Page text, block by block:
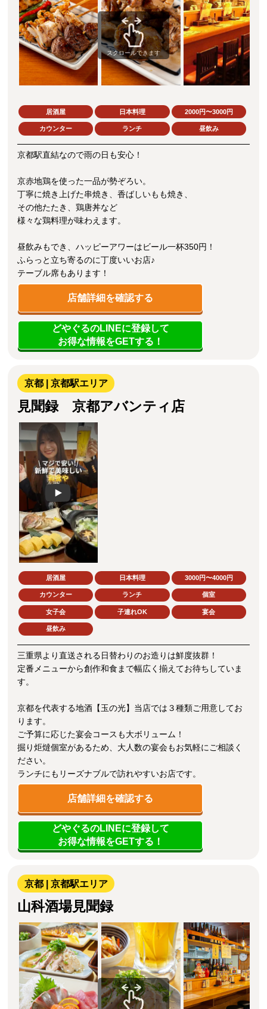
スクロールできます
居酒屋 日本料理 2000円〜3000円
カウンター ランチ 昼飲み
京都駅直結なので雨の日も安心！
京赤地鶏を使った一品が勢ぞろい。
丁寧に焼き上げた串焼き、香ばしいもも焼き、
その他たたき、鶏唐丼など
様々な鶏料理が味わえます。
昼飲みもでき、ハッピーアワーはビール一杯350円！
ふらっと立ち寄るのに丁度いいお店♪
テーブル席もあります！
店舗詳細を確認する
どやぐるのLINEに登録して
お得な情報をGETする！
京都 | 京都駅エリア
見聞録 京都アバンティ店
Play
居酒屋 日本料理 3000円〜4000円
カウンター ランチ 個室
女子会 子連れOK 宴会
昼飲み
三重県より直送される日替わりのお造りは鮮度抜群！
定番メニューから創作和食まで幅広く揃えてお待ちしていま
す。
京都を代表する地酒【玉の光】当店では３種類ご用意してお
ります。
ご予算に応じた宴会コースも大ボリューム！
掘り炬燵個室があるため、大人数の宴会もお気軽にご相談く
ださい。
ランチにもリーズナブルで訪れやすいお店です。
店舗詳細を確認する
どやぐるのLINEに登録して
お得な情報をGETする！
京都 | 京都駅エリア
山科酒場見聞録